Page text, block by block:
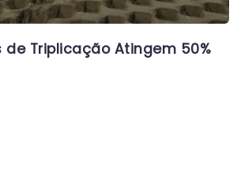
de Triplicação Atingem 50%